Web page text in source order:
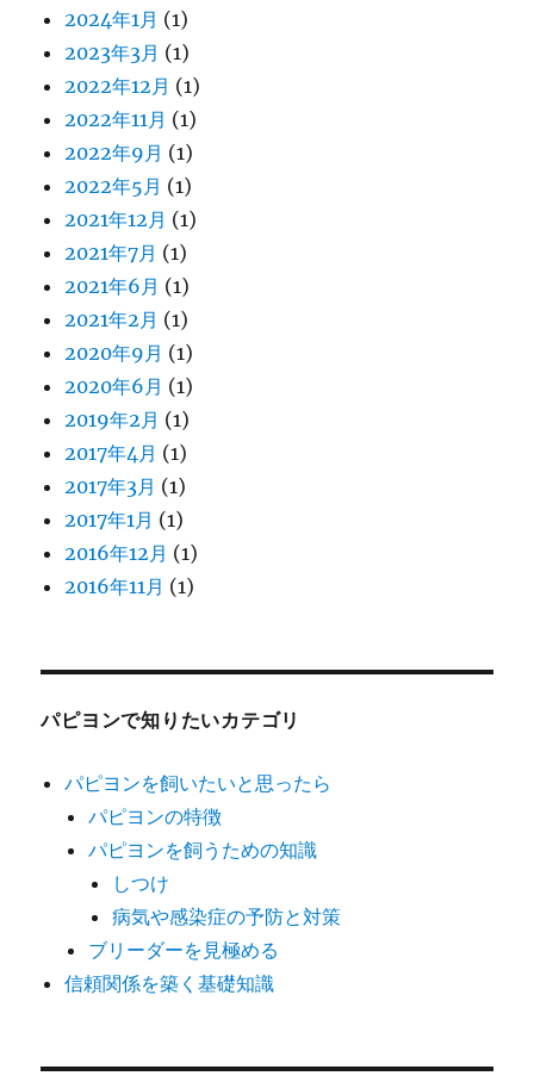
2024年1月 (1)
2023年3月 (1)
2022年12月 (1)
2022年11月 (1)
2022年9月 (1)
2022年5月 (1)
2021年12月 (1)
2021年7月 (1)
2021年6月 (1)
2021年2月 (1)
2020年9月 (1)
2020年6月 (1)
2019年2月 (1)
2017年4月 (1)
2017年3月 (1)
2017年1月 (1)
2016年12月 (1)
2016年11月 (1)
パピヨンで知りたいカテゴリ
パピヨンを飼いたいと思ったら
パピヨンの特徴
パピヨンを飼うための知識
しつけ
病気や感染症の予防と対策
ブリーダーを見極める
信頼関係を築く基礎知識